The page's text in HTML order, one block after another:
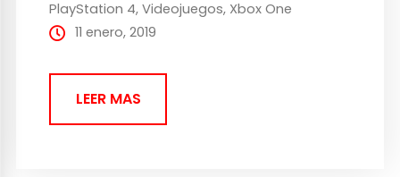
consolas, y lo harán dentro de...
PlayStation 4,Videojuegos, Xbox One
11 enero, 2019
LEER MAS